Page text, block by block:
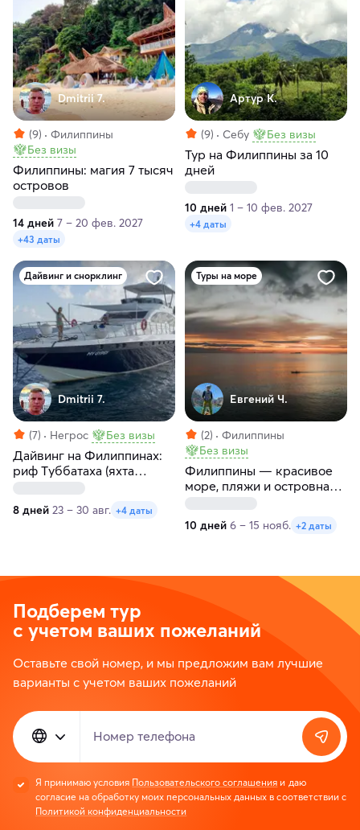
Dmitrii 7.
(9)
Филиппины
Без визы
Филиппины: магия 7 тысяч
островов
14 дней 7 – 20 фев. 2027
+43 даты
Артур К.
(9) Себу Без визы
Тур на Филиппины за 10
дней
10 дней 1 – 10 фев. 2027
+4 даты
Дайвинг и снорклинг
Dmitrii 7.
(7) Негрос Без визы
Дайвинг на Филиппинах:
риф Tуббатаха (яхта
8 дней 23 – 30 авг. +4 даты
Туры на море
Евгений Ч.
(2)
Филиппины
Без визы
Филиппины — красивое
море, пляжи и островная
10 дней 6 – 15 нояб. +2 даты
Подберем тур
с учетом ваших пожеланий
Оставьте свой номер, и мы предложим вам лучшие
варианты с учетом ваших пожеланий
Номер телефона
Я принимаю условия Пользовательского соглашения и даю
согласие на обработку моих персональных данных в соответствии с
Политикой конфиденциальности